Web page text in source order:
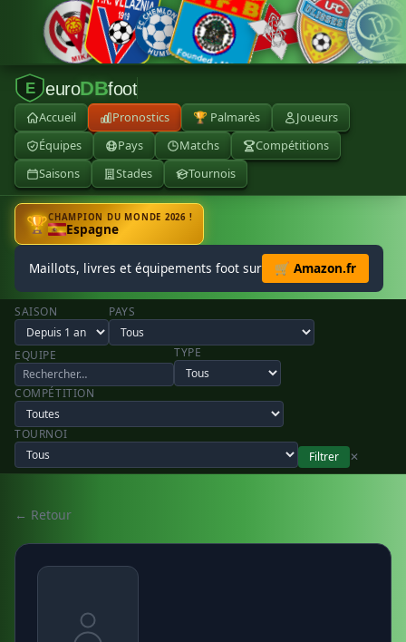
E euroDBfoot
Accueil Pronostics 🏆 Palmarès
Joueurs
Équipes
Pays Matchs
Compétitions
Saisons
Stades Tournois
🏆CHAMPION DU MONDE 2026 !
Espagne
Maillots, livres et équipements foot sur 🛒 Amazon.fr
SAISON PAYS
EQUIPE TYPE
COMPÉTITION
TOURNOI
Filtrer
✕
← Retour